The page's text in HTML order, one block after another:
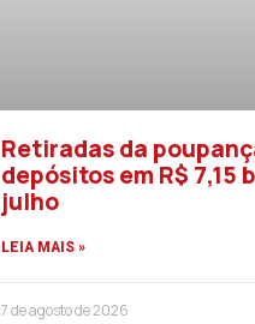
Retiradas da
depósitos em R$ 7,15
julho
LEIA MAIS »
7 de agosto de 2026